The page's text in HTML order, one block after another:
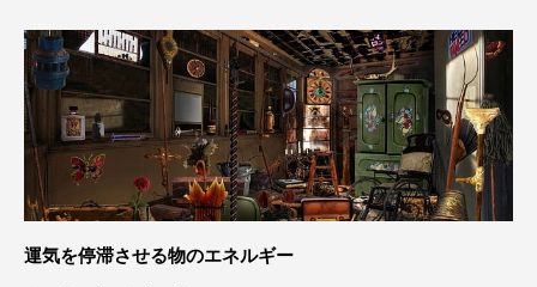
運気を停滞させる物のエネルギー